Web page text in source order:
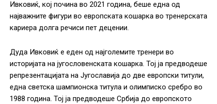
Ивковиќ, кој почина во 2021 година, беше една од
најважните фигури во европската кошарка во тренерската
кариера долга речиси пет децении.
Дуда Ивковиќ е еден од најголемите тренери во
историјата на југословенската кошарка. Тој ја предводеше
репрезентацијата на Југославија до две европски титули,
една светска шампионска титула и олимписко сребро во
1988 година. Тој ја предводеше Србија до европското